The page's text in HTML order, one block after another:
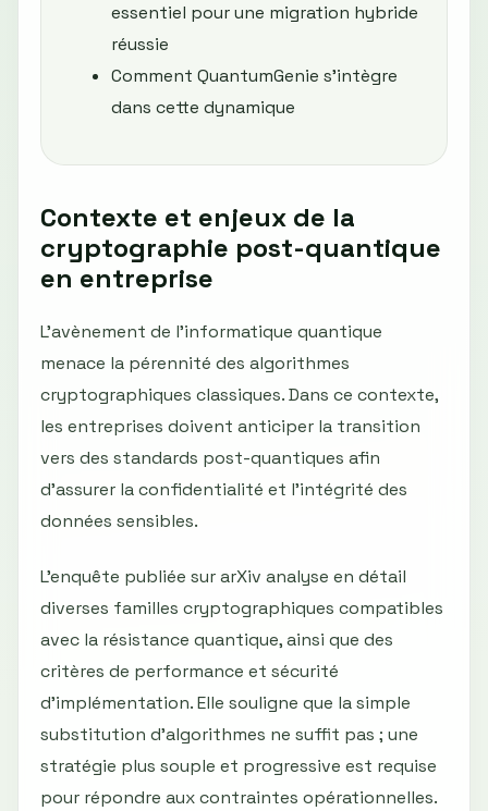
essentiel pour une migration hybride
réussie
Comment QuantumGenie s'intègre
dans cette dynamique
Contexte et enjeux de la
cryptographie post-quantique
en entreprise
L'avènement de l'informatique quantique
menace la pérennité des algorithmes
cryptographiques classiques. Dans ce contexte,
les entreprises doivent anticiper la transition
vers des standards post-quantiques afin
d'assurer la confidentialité et l'intégrité des
données sensibles.
L'enquête publiée sur arXiv analyse en détail
diverses familles cryptographiques compatibles
avec la résistance quantique, ainsi que des
critères de performance et sécurité
d'implémentation. Elle souligne que la simple
substitution d'algorithmes ne suffit pas ; une
stratégie plus souple et progressive est requise
pour répondre aux contraintes opérationnelles.